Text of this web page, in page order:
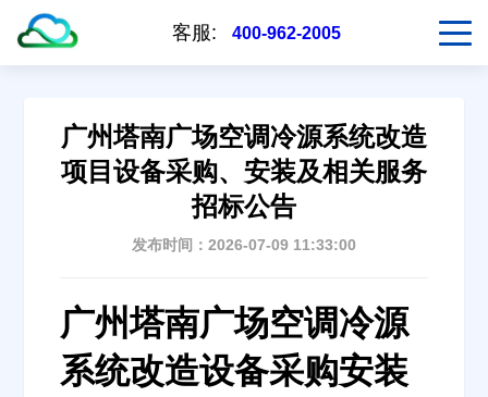
客服: 400-962-2005
广州塔南广场空调冷源系统改造
项目设备采购、安装及相关服务
招标公告
发布时间：2026-07-09 11:33:00
广州塔南广场空调冷源
系统改造设备采购安装